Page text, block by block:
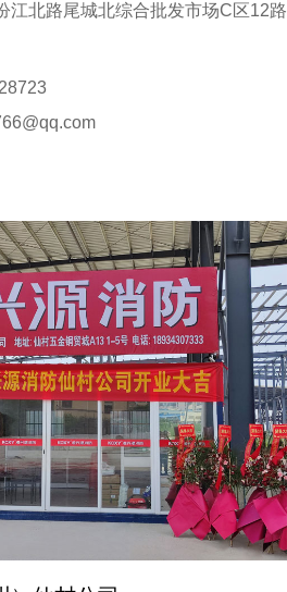
江北路尾城北综合批发市场C区12路